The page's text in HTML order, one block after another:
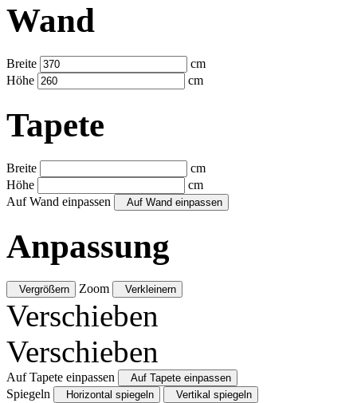
Wand
Breite
cm
Höhe
cm
Tapete
Breite
cm
Höhe
cm
Auf Wand einpassen
Auf Wand einpassen
Anpassung
Vergrößern Zoom Verkleinern
Verschieben
Verschieben
Auf Tapete einpassen Auf Tapete einpassen
Spiegeln Horizontal spiegeln Vertikal spiegeln